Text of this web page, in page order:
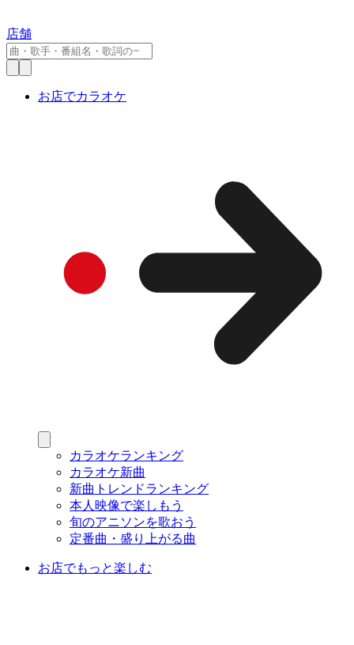
店舗
お店でカラオケ
カラオケランキング
カラオケ新曲
新曲トレンドランキング
本人映像で楽しもう
旬のアニソンを歌おう
定番曲・盛り上がる曲
お店でもっと楽しむ